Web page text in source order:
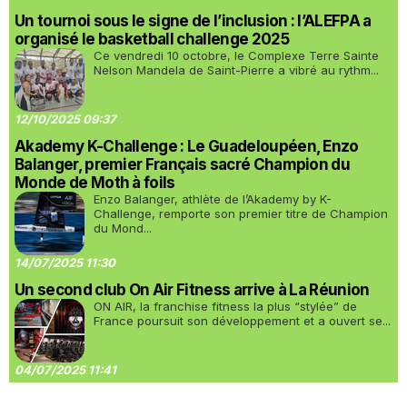
Un tournoi sous le signe de l’inclusion : l’ALEFPA a
organisé le basketball challenge 2025
Ce vendredi 10 octobre, le Complexe Terre Sainte
Nelson Mandela de Saint-Pierre a vibré au rythm...
12/10/2025 09:37
Akademy K-Challenge : Le Guadeloupéen, Enzo
Balanger, premier Français sacré Champion du
Monde de Moth à foils
Enzo Balanger, athlète de l’Akademy by K-
Challenge, remporte son premier titre de Champion
du Mond...
14/07/2025 11:30
Un second club On Air Fitness arrive à La Réunion
ON AIR, la franchise fitness la plus “stylée” de
France poursuit son développement et a ouvert se...
04/07/2025 11:41